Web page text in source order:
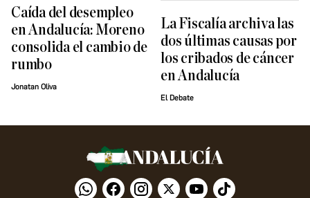
Caída del desempleo
en Andalucía: Moreno
consolida el cambio de
rumbo
Jonatan Oliva
La Fiscalía archiva las
dos últimas causas por
los cribados de cáncer
en Andalucía
El Debate